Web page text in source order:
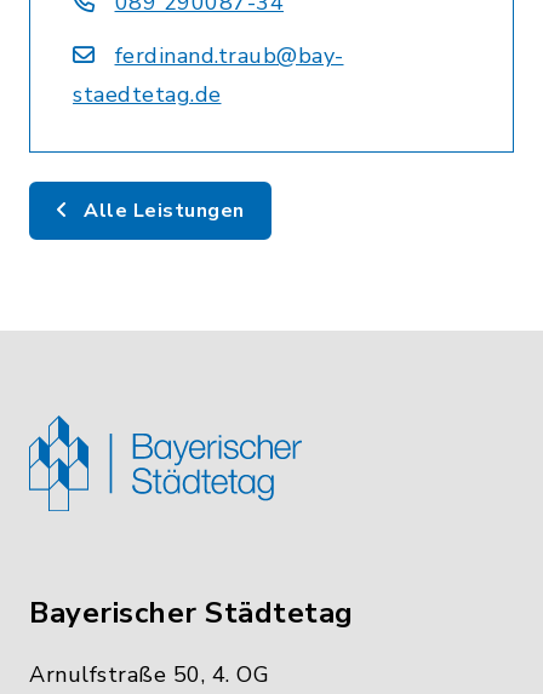
ferdinand.traub@bay-
staedtetag.de
Alle Leistungen
Bayerischer Städtetag
Arnulfstraße 50, 4. OG